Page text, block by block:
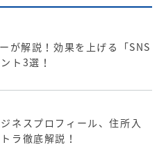
が解説！効果を上げる「SNS
ト3選！
ネスプロフィール、住所入
ラ徹底解説！